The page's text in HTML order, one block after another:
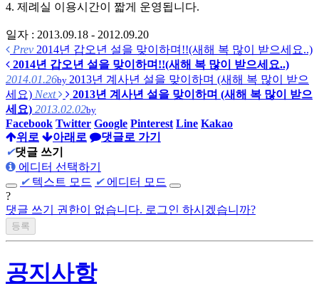
4. 제례실 이용시간이 짧게 운영됩니다.
일자 : 2013.09.18 - 2012.09.20
Prev 2014년 갑오년 설을 맞이하며!!(새해 복 많이 받으세요..)
2014년 갑오년 설을 맞이하며!!(새해 복 많이 받으세요..)
2014.01.26by 2013년 계사년 설을 맞이하며 (새해 복 많이 받으
세요) Next
2013년 계사년 설을 맞이하며 (새해 복 많이 받으
세요) 2013.02.02by
Facebook Twitter Google Pinterest Line Kakao
위로
아래로
댓글로 가기
✔댓글 쓰기
에디터 선택하기
✔ 텍스트 모드 ✔ 에디터 모드
?
댓글 쓰기 권한이 없습니다. 로그인 하시겠습니까?
공지사항